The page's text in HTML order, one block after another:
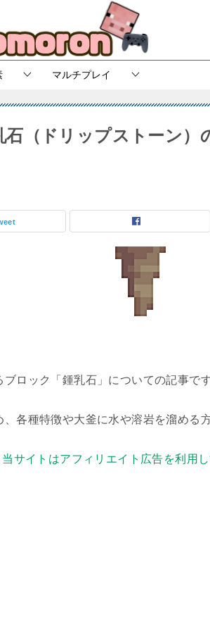
マルチプレイ
石（ドリップストーン
ロック「鍾乳石」についての記事です
各種特徴や大釜に水や溶岩を溜める
当サイトはアフィリエイト広告を利用し